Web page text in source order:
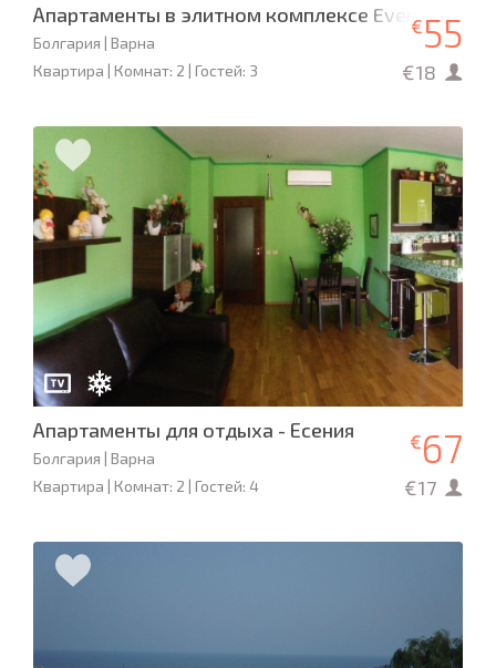
Апартаменты в элитном комплексе Evergreen
Болгария | Варна
Квартира | Комнат: 2 | Гостей: 3
€55
€18
Апартаменты для отдыха - Есения
Болгария | Варна
Квартира | Комнат: 2 | Гостей: 4
€67
€17